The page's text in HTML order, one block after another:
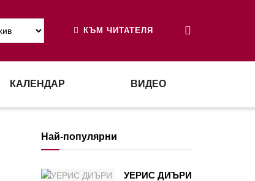
КЪМ ЧИТАТЕЛЯ
КАЛЕНДАР ВИДЕО
Най-популярни
УЕРИС ДИЪРИ